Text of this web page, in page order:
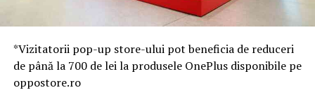
*Vizitatorii pop-up store-ului pot beneficia de reduceri
de până la 700 de lei la produsele OnePlus disponibile pe
oppostore.ro